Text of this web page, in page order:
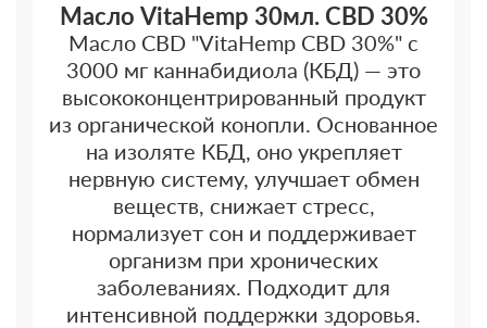
Масло VitaHemp 30мл. CBD 30%
Масло CBD "VitaHemp CBD 30%" с
3000 мг каннабидиола (КБД) — это
высококонцентрированный продукт
из органической конопли. Основанное
на изоляте КБД, оно укрепляет
нервную систему, улучшает обмен
веществ, снижает стресс,
нормализует сон и поддерживает
организм при хронических
заболеваниях. Подходит для
интенсивной поддержки здоровья.